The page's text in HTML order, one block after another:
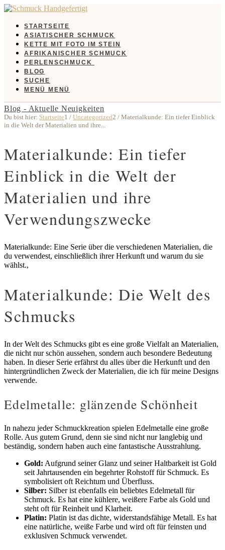
STARTSEITE
ASIATISCHER SCHMUCK
KETTE MIT FOTO IM STEIN
AFRIKANISCHER SCHMUCK
PERLENSCHMUCK
BLOG
SUCHE
MENÜ
MENÜ
Blog - Aktuelle Neuigkeiten
Du bist hier: Startseite1 / Uncategorized2 / Materialkunde: Ein tiefer Einblick
in die Welt der Materialien und ihre...
Materialkunde: Ein tiefer
Einblick in die Welt der
Materialien und ihre
Verwendungszwecke
Materialkunde: Eine Serie über die verschiedenen Materialien, die
du verwendest, einschließlich ihrer Herkunft und warum du sie
wählst.,
Materialkunde: Die Welt des
Schmucks
In der Welt des Schmucks gibt es eine große Vielfalt an Materialien,
die nicht nur schön aussehen, sondern auch besondere Bedeutung
haben. In dieser Serie erfährst du alles über die Herkunft und den
hintergründlichen Zweck der Materialien, die ich für meine Designs
verwende.
Edelmetalle: glänzende Schönheit
In nahezu jeder Schmuckkreation spielen Edelmetalle eine große
Rolle. Aus gutem Grund, denn sie sind nicht nur langlebig und
beständig, sondern haben auch eine fantastische Ausstrahlung.
Gold: Aufgrund seiner Glanz und seiner Haltbarkeit ist Gold
seit Jahrtausenden ein begehrter Rohstoff für Schmuck. Es
symbolisiert oft Reichtum und Überfluss.
Silber: Silber ist ebenfalls ein beliebtes Edelmetall für
Schmuck. Es hat eine kühlere, weißere Farbe als Gold und
steht oft für Reinheit und Klarheit.
Platin: Platin ist das dichte, widerstandsfähige Metall. Es hat
eine natürliche, weiße Farbe und wird oft für feinsten und
exklusiven Schmuck verwendet.